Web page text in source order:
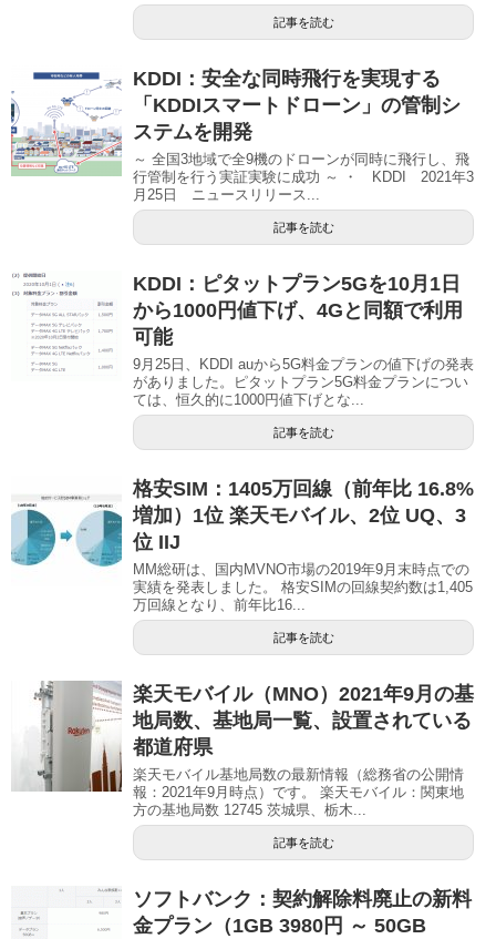
記事を読む
KDDI：安全な同時飛行を実現する
「KDDIスマートドローン」の管制シ
ステムを開発
～ 全国3地域で全9機のドローンが同時に飛行し、飛
行管制を行う実証実験に成功 ～ ・ KDDI 2021年3
月25日 ニュースリリース...
記事を読む
KDDI：ピタットプラン5Gを10月1日
から1000円値下げ、4Gと同額で利用
可能
9月25日、KDDI auから5G料金プランの値下げの発表
がありました。ピタットプラン5G料金プランについ
ては、恒久的に1000円値下げとな...
記事を読む
格安SIM：1405万回線（前年比 16.8%
増加）1位 楽天モバイル、2位 UQ、3
位 IIJ
MM総研は、国内MVNO市場の2019年9月末時点での
実績を発表しました。 格安SIMの回線契約数は1,405
万回線となり、前年比16...
記事を読む
楽天モバイル（MNO）2021年9月の基
地局数、基地局一覧、設置されている
都道府県
楽天モバイル基地局数の最新情報（総務省の公開情
報：2021年9月時点）です。 楽天モバイル：関東地
方の基地局数 12745 茨城県、栃木...
記事を読む
ソフトバンク：契約解除料廃止の新料
金プラン（1GB 3980円 ～ 50GB